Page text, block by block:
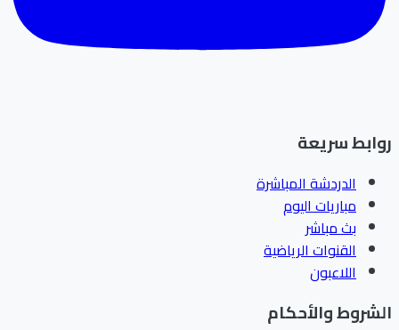
سريعة
الدردشة المباشرة
مباريات اليوم
بث مباشر
القنوات الرياضية
اللاعبون
والأحكام